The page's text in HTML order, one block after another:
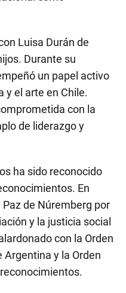
Luisa Durán de
Durante su
un papel activo
y el arte en Chile.
con la
de liderazgo y
ha sido reconocido
En
de Núremberg por
y la justicia social
con la Orden
y la Orden